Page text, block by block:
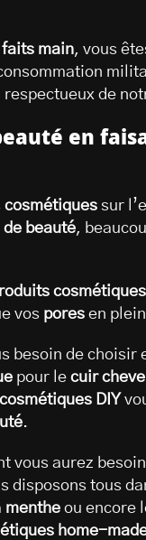
main, vous
de
en
cosmétiques sur
beauté,
vos pores en
besoin de choisir
pour le cuir
cosmétiques DIY
.
vous aurez
disposons tous
menthe ou encore
home-